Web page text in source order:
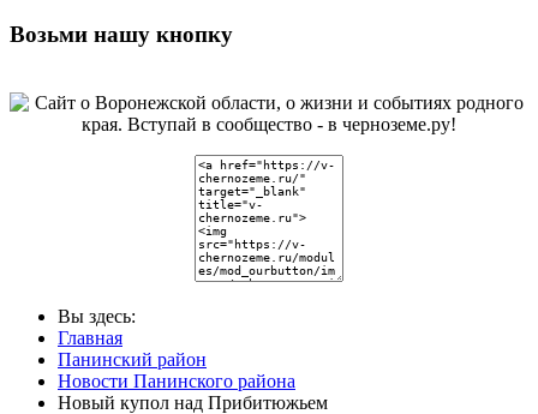
Возьми нашу кнопку
Вы здесь:
Главная
Панинский район
Новости Панинского района
Новый купол над Прибитюжьем